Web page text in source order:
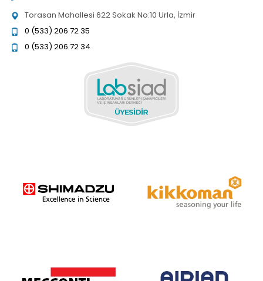
Torasan Mahallesi 622 Sokak No:10 Urla, İzmir
0 (533) 206 72 35
0 (533) 206 72 34